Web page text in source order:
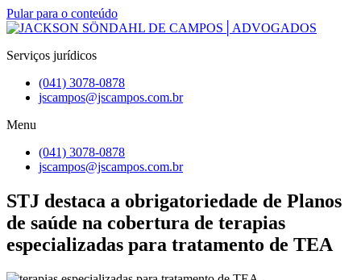
Pular para o conteúdo
Serviços jurídicos
(041) 3078-0878
jscampos@jscampos.com.br
Menu
(041) 3078-0878
jscampos@jscampos.com.br
STJ destaca a obrigatoriedade de Planos
de saúde na cobertura de terapias
especializadas para tratamento de TEA